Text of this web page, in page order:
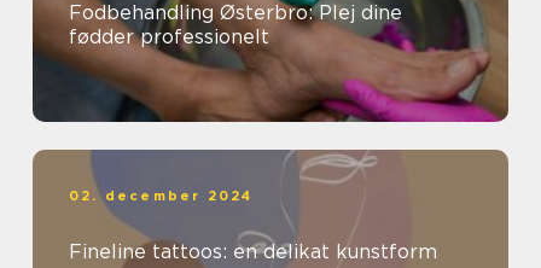
Fodbehandling Østerbro: Plej dine
fødder professionelt
02. december 2024
Fineline tattoos: en delikat kunstform